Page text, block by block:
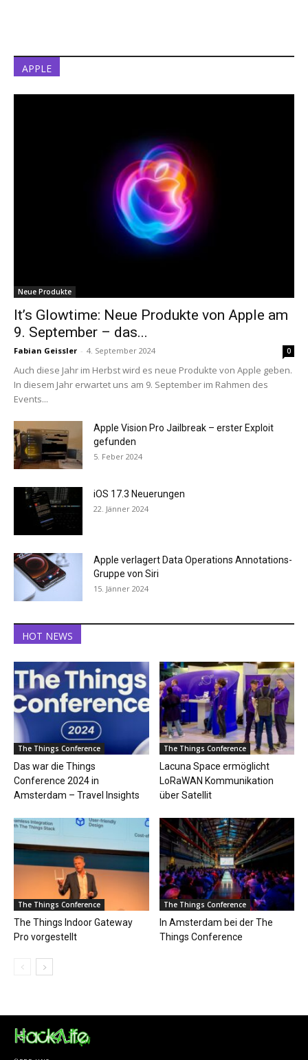
APPLE
Neue Produkte
It’s Glowtime: Neue Produkte von Apple am
9. September – das...
Fabian Geissler - 4. September 2024 0
Auch diese Jahr im Herbst wird es neue Produkte von Apple geben.
In diesem Jahr erwartet uns am 9. September im Rahmen des
Events...
Apple Vision Pro Jailbreak – erster Exploit
gefunden
5. Feber 2024
iOS 17.3 Neuerungen
22. Jänner 2024
Apple verlagert Data Operations Annotations-
Gruppe von Siri
15. Jänner 2024
HOT NEWS
The Things Conference
Das war die Things
Conference 2024 in
Amsterdam – Travel Insights
The Things Conference
Lacuna Space ermöglicht
LoRaWAN Kommunikation
über Satellit
The Things Conference
The Things Indoor Gateway
Pro vorgestellt
The Things Conference
In Amsterdam bei der The
Things Conference